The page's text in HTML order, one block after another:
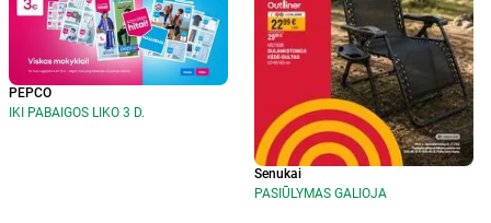
PEPCO
IKI PABAIGOS LIKO 3 D.
Senukai
PASIŪLYMAS GALIOJA